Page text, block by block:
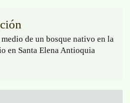
de un bosque nativo en la
en Santa Elena Antioquia